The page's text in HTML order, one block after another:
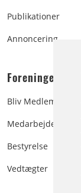
Publikationer
Annoncering
Foreningen:
Bliv Medlem
Medarbejdere
Bestyrelse
Vedtægter